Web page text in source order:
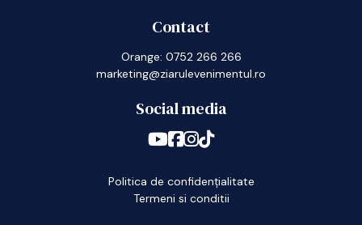
Contact
Orange: 0752 266 266
marketing@ziarulevenimentul.ro
Social media
Politica de confidențialitate
Termeni si conditii